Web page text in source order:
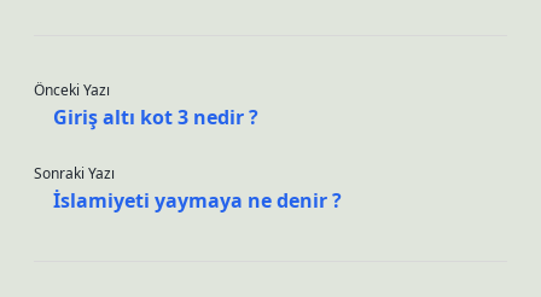
Önceki Yazı
Giriş altı kot 3 nedir ?
Sonraki Yazı
İslamiyeti yaymaya ne denir ?